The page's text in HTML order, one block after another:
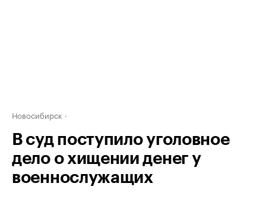
Новосибирск
В суд поступило уголовное
дело о хищении денег у
военнослужащих